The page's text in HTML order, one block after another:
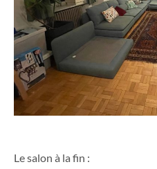
Le salon à la fin :